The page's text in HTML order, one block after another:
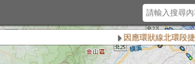
因應環狀線北環段捷運